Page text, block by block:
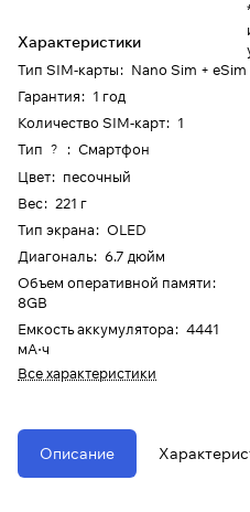
Характеристики
Тип SIM-карты: Nano Sim + eSim
Гарантия: 1 год
Количество SIM-карт: 1
Тип ? : Смартфон
Цвет: песочный
Вес: 221 г
Тип экрана: OLED
Диагональ: 6.7 дюйм
Объем оперативной памяти:
8GB
Емкость аккумулятора: 4441
мА⋅ч
Все характеристики
Описание